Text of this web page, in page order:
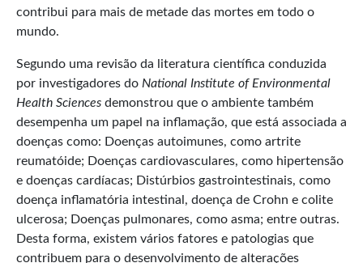
contribui para mais de metade das mortes em todo o
mundo.
Segundo uma revisão da literatura científica conduzida
por investigadores do National Institute of Environmental
Health Sciences demonstrou que o ambiente também
desempenha um papel na inflamação, que está associada a
doenças como: Doenças autoimunes, como artrite
reumatóide; Doenças cardiovasculares, como hipertensão
e doenças cardíacas; Distúrbios gastrointestinais, como
doença inflamatória intestinal, doença de Crohn e colite
ulcerosa; Doenças pulmonares, como asma; entre outras.
Desta forma, existem vários fatores e patologias que
contribuem para o desenvolvimento de alterações